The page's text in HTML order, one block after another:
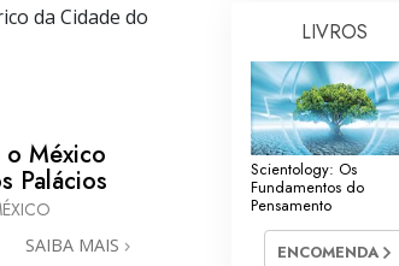
da Cidade do
México
Palácios
SAIBA MAIS
LIVROS
Scientology: Os
Fundamentos do
Pensamento
ENCOMENDA